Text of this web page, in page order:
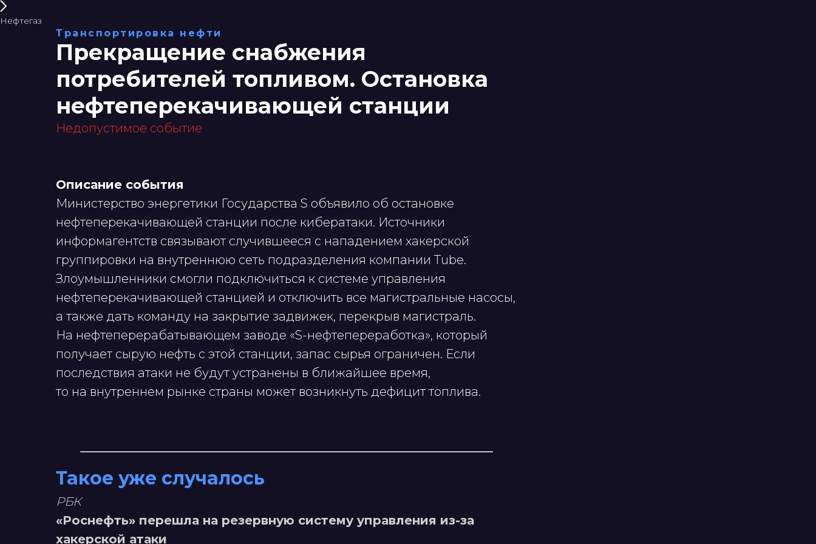
Нефтегаз
Транспортировка нефти
Прекращение снабжения
потребителей топливом. Остановка
нефтеперекачивающей станции
Недопустимое событие
Описание события
Министерство энергетики Государства S объявило об остановке
нефтеперекачивающей станции после кибератаки. Источники
информагентств связывают случившееся с нападением хакерской
группировки на внутреннюю сеть подразделения компании Tube.
Злоумышленники смогли подключиться к системе управления
нефтеперекачивающей станцией и отключить все магистральные насосы,
а также дать команду на закрытие задвижек, перекрыв магистраль.
На нефтеперерабатывающем заводе «S-нефтепереработка», который
получает сырую нефть с этой станции, запас сырья ограничен. Если
последствия атаки не будут устранены в ближайшее время,
то на внутреннем рынке страны может возникнуть дефицит топлива.
Такое уже случалось
РБК
«Роснефть» перешла на резервную систему управления из-за
хакерской атаки